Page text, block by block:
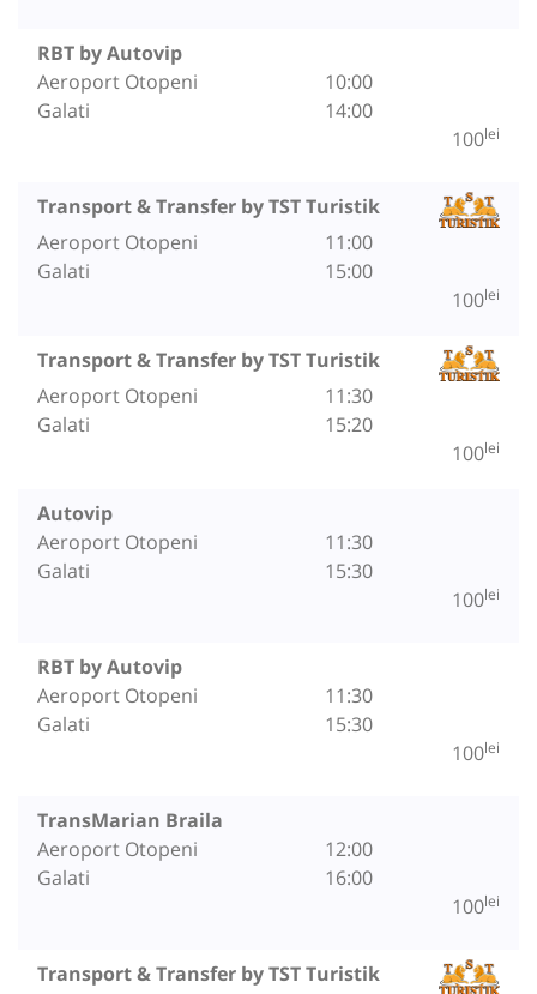
RBT by Autovip
Aeroport Otopeni
Galati
10:00
14:00
100lei
Transport & Transfer by TST Turistik
Aeroport Otopeni
Galati
11:00
15:00
100lei
Transport & Transfer by TST Turistik
Aeroport Otopeni
Galati
11:30
15:20
100lei
Autovip
Aeroport Otopeni
Galati
11:30
15:30
100lei
RBT by Autovip
Aeroport Otopeni
Galati
11:30
15:30
100lei
TransMarian Braila
Aeroport Otopeni
Galati
12:00
16:00
100lei
Transport & Transfer by TST Turistik